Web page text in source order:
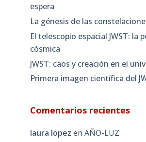
espera
La génesis de las
El telescopio espacial JWST: la
cósmica
JWST: caos y creación en el
Primera imagen científica del
Comentarios recientes
laura lopez en AÑO-LUZ